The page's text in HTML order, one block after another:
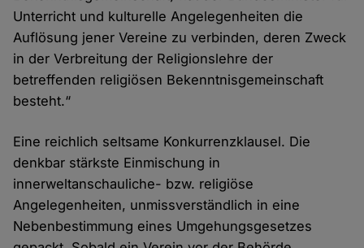
Unterricht und kulturelle Angelegenheiten die
Auflösung jener Vereine zu verbinden, deren Zweck
in der Verbreitung der Religionslehre der
betreffenden religiösen Bekenntnisgemeinschaft
besteht.“
Eine reichlich seltsame Konkurrenzklausel. Die
denkbar stärkste Einmischung in
innerweltanschauliche- bzw. religiöse
Angelegenheiten, unmissverständlich in eine
Nebenbestimmung eines Umgehungsgesetzes